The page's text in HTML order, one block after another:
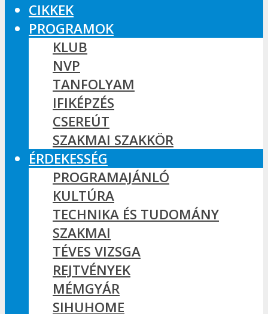
CIKKEK
PROGRAMOK
KLUB
NVP
TANFOLYAM
IFIKÉPZÉS
CSEREÚT
SZAKMAI SZAKKÖR
ÉRDEKESSÉG
PROGRAMAJÁNLÓ
KULTÚRA
TECHNIKA ÉS TUDOMÁNY
SZAKMAI
TÉVES VIZSGA
REJTVÉNYEK
MÉMGYÁR
SIHUHOME